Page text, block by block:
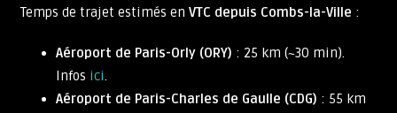
Temps de trajet estimés en VTC depuis Combs-la-Ville :
Aéroport de Paris-Orly (ORY) : 25 km (~30 min).
Infos ici.
Aéroport de Paris-Charles de Gaulle (CDG) : 55 km